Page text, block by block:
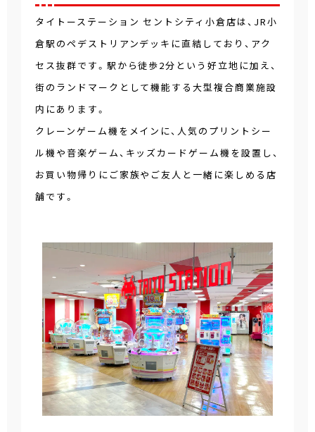
タイトーステーション セントシティ小倉店は、JR小
倉駅のペデストリアンデッキに直結しており、アク
セス抜群です。駅から徒歩2分という好立地に加え、
街のランドマークとして機能する大型複合商業施設
内にあります。
クレーンゲーム機をメインに、人気のプリントシー
ル機や音楽ゲーム、キッズカードゲーム機を設置し、
お買い物帰りにご家族やご友人と一緒に楽しめる店
舗です。